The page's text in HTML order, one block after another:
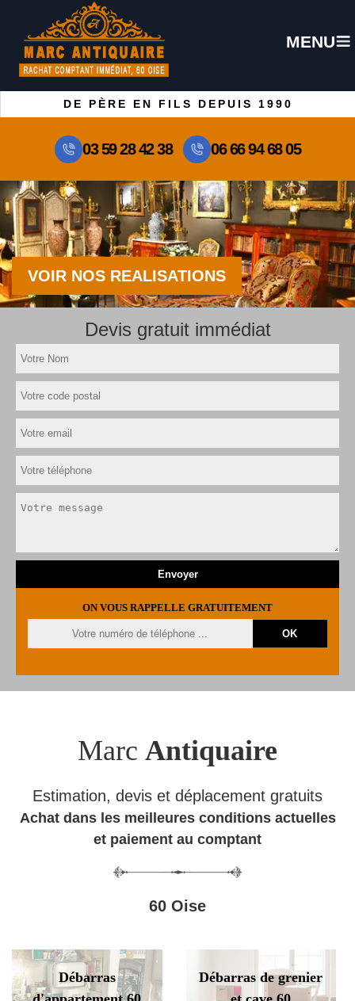
MENU
DE PÈRE EN FILS DEPUIS 1990
03 59 28 42 38 06 66 94 68 05
VOIR NOS REALISATIONS
Devis gratuit immédiat
ON VOUS RAPPELLE GRATUITEMENT
Marc Antiquaire
Estimation, devis et déplacement gratuits
Achat dans les meilleures conditions actuelles
et paiement au comptant
60 Oise
Débarras
Débarras de grenier